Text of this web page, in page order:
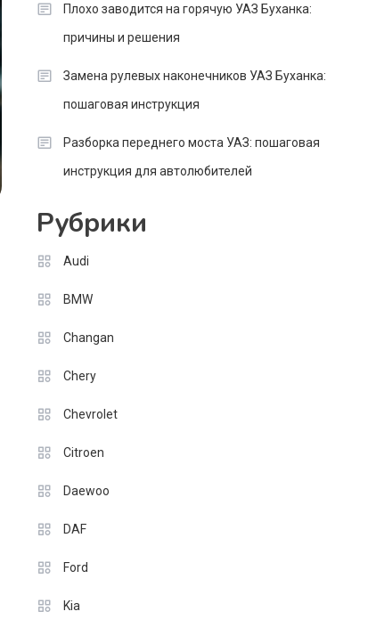
Плохо заводится на горячую УАЗ Буханка:
причины и решения
Замена рулевых наконечников УАЗ Буханка:
пошаговая инструкция
Разборка переднего моста УАЗ: пошаговая
инструкция для автолюбителей
Рубрики
Audi
BMW
Changan
Chery
Chevrolet
Citroen
Daewoo
DAF
Ford
Kia